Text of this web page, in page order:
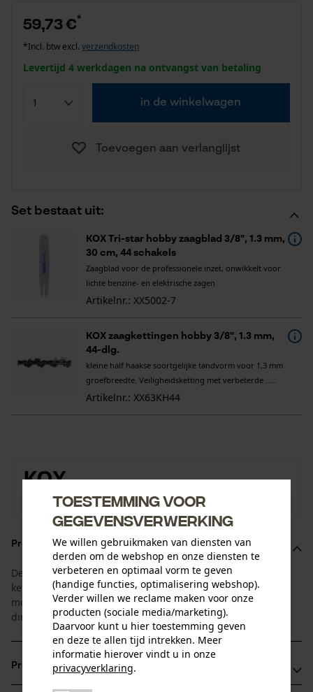
Set bestaat uit:
KOX Tri-star hobby zaagblad 3/8", 1.3 mm,
30 cm, 44 schakels
Zaagblad voor de professionele inzet, onwikkelt voor
lichte benzine- en elektrische zagen
Artikelnr.: XX5002-7
KOX zaagkettingen hobby 3/8", 1.3 mm,
44-dlg.
kleine half haakse soortgelijke tandvorm voor 1,3 mm
groefbreedte. Veiligheidsketting met verbeterde .....
Artikelnr.: XX63KH44
59,73 €*
*Incl. btw excl. verzendkosten
Levertijd 4 werkdagen na ontvangst van betaling
in de winkelwagen
Toevoegen aan verlanglijst
KOX
Naar de merkenshop van KOX
Productomschrijving
Deze voordeelset is afgestemd op de standtijd van blad en
ketting. U ontvangt 1 blad met 4 bijpassende
motorzaagkettingen. Zo heeft u de vervangende ketting
direct bij de hand.
Productvoordelen
Toestemming voor
gegevensverwerking
We willen gebruikmaken van diensten van
derden om de webshop en onze diensten te
verbeteren en optimaal vorm te geven
(handige functies, optimalisering webshop).
Verder willen we reclame maken voor onze
producten (sociale media/marketing).
Daarvoor kunt u hier toestemming geven
en deze te allen tijd intrekken. Meer
informatie hierover vindt u in onze
privacyverklaring.